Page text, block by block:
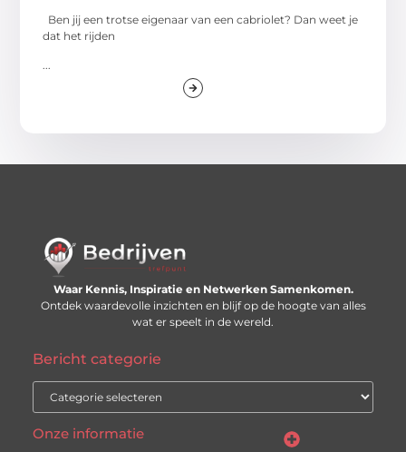
Ben jij een trotse eigenaar van een cabriolet? Dan weet je
dat het rijden
Waar Kennis, Inspiratie en Netwerken Samenkomen.
Ontdek waardevolle inzichten en blijf op de hoogte van alles
wat er speelt in de wereld.
Bericht categorie
Onze informatie